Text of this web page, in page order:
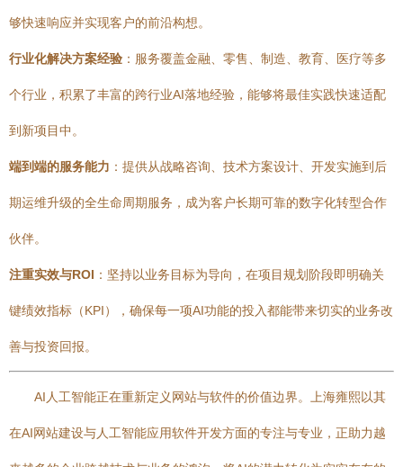
够快速响应并实现客户的前沿构想。
行业化解决方案经验 ：服务覆盖金融、零售、制造、教育、医疗等多
个行业，积累了丰富的跨行业AI落地经验，能够将最佳实践快速适配
到新项目中。
端到端的服务能力 ：提供从战略咨询、技术方案设计、开发实施到后
期运维升级的全生命周期服务，成为客户长期可靠的数字化转型合作
伙伴。
注重实效与ROI ：坚持以业务目标为导向，在项目规划阶段即明确关
键绩效指标（KPI），确保每一项AI功能的投入都能带来切实的业务改
善与投资回报。
AI人工智能正在重新定义网站与软件的价值边界。上海雍熙以其
在AI网站建设与人工智能应用软件开发方面的专注与专业，正助力越